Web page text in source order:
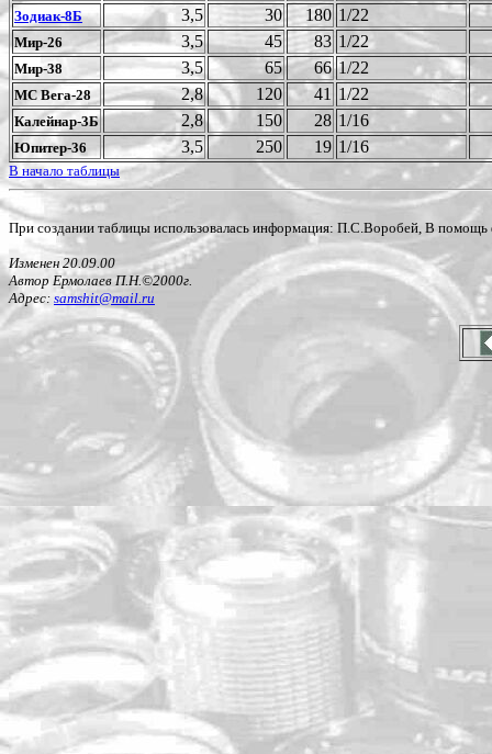
Зодиак-8Б
3,5 30 180 1/22
Мир-26 3,5 45 83 1/22
Мир-38 3,5 65 66 1/22
МС Вега-28 2,8 120 41 1/22
Калейнар-3Б 2,8 150 28 1/16
Юпитер-36 3,5 250 19 1/16
В начало таблицы
При создании таблицы использовалась информация: П.С.Воробей, В
Изменен 20.09.00
Автор Ермолаев П.Н.©2000г.
Адрес: samshit@mail.ru